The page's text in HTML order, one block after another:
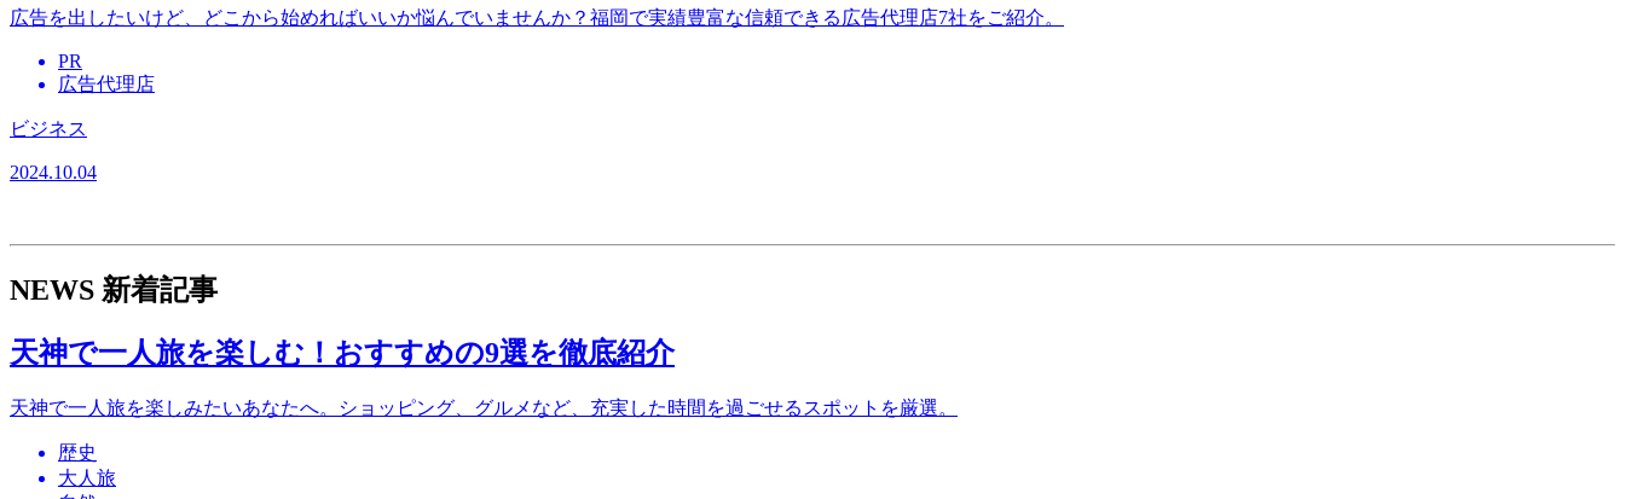
広告を出したいけど、どこから始めればいいか悩んでいませんか？福岡で実績豊富な信頼できる広告代理店7社をご紹介。
PR
広告代理店
ビジネス
2024.10.04
NEWS 新着記事
天神で一人旅を楽しむ！おすすめの9選を徹底紹介
天神で一人旅を楽しみたいあなたへ。ショッピング、グルメなど、充実した時間を過ごせるスポットを厳選。
歴史
大人旅